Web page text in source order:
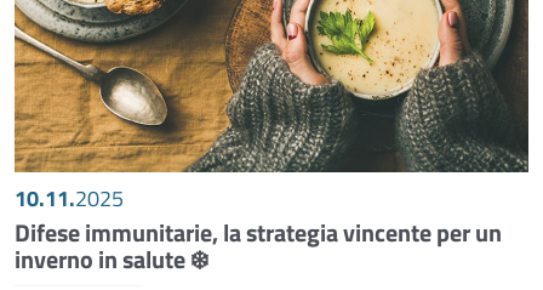
10.11.2025
Difese immunitarie, la strategia vincente per un
inverno in salute ❄️